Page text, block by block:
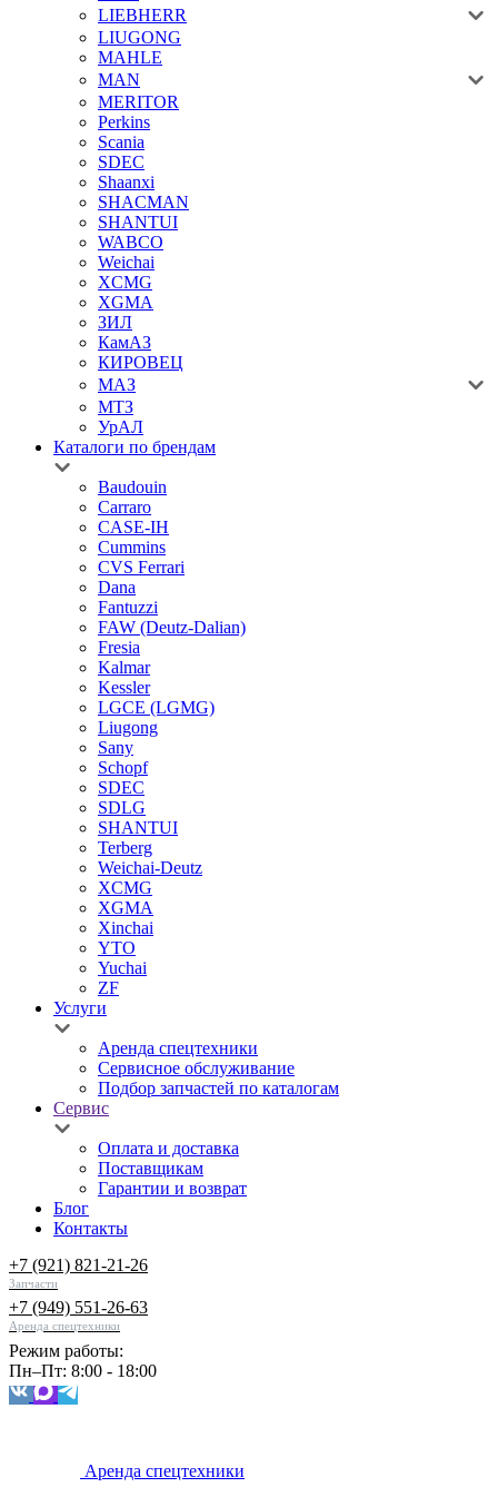
LIEBHERR
LIUGONG
MAHLE
MAN
MERITOR
Perkins
Scania
SDEC
Shaanxi
SHACMAN
SHANTUI
WABCO
Weichai
XCMG
XGMA
ЗИЛ
КамАЗ
КИРОВЕЦ
МАЗ
МТЗ
УрАЛ
Каталоги по брендам
Baudouin
Carraro
CASE-IH
Cummins
CVS Ferrari
Dana
Fantuzzi
FAW (Deutz-Dalian)
Fresia
Kalmar
Kessler
LGCE (LGMG)
Liugong
Sany
Schopf
SDEC
SDLG
SHANTUI
Terberg
Weichai-Deutz
XCMG
XGMA
Xinchai
YTO
Yuchai
ZF
Услуги
Аренда спецтехники
Сервисное обслуживание
Подбор запчастей по каталогам
Сервис
Оплата и доставка
Поставщикам
Гарантии и возврат
Блог
Контакты
+7 (921) 821-21-26
Запчасти
+7 (949) 551-26-63
Аренда спецтехники
Режим работы:
Пн–Пт: 8:00 - 18:00
Аренда спецтехники